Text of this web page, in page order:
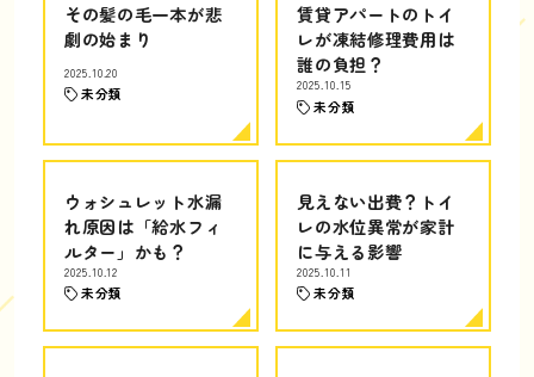
その髪の毛一本が悲
劇の始まり
2025.10.20
未分類
賃貸アパートのトイ
レが凍結修理費用は
誰の負担？
2025.10.15
未分類
ウォシュレット水漏
れ原因は「給水フィ
ルター」かも？
2025.10.12
未分類
見えない出費？トイ
レの水位異常が家計
に与える影響
2025.10.11
未分類